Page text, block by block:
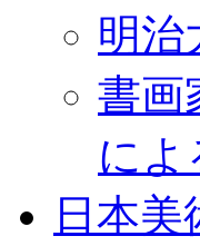
明治
書画
によ
日本美